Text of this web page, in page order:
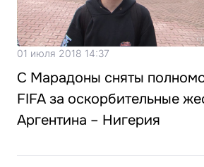
01 июля 2018 14:37
С Марадоны сняты
FIFA за оскорбительные
Аргентина – Нигерия